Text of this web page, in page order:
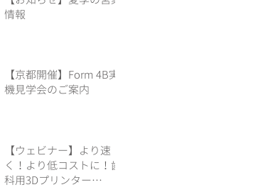
情報
【京都開催】Form 4B実
機見学会のご案内
【ウェビナー】より速
く！より低コストに！歯
科用3Dプリンター